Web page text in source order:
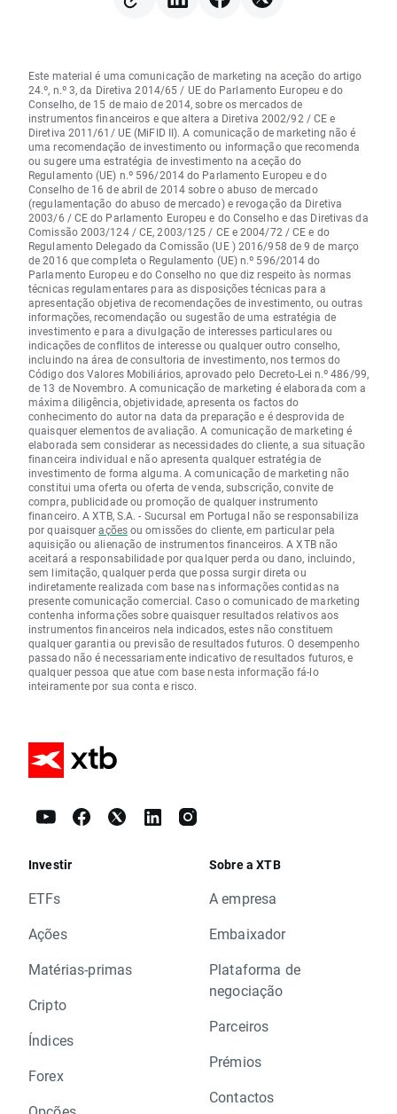
Este material é uma comunicação de marketing na aceção do artigo
24.º, n.º 3, da Diretiva 2014/65 / UE do Parlamento Europeu e do
Conselho, de 15 de maio de 2014, sobre os mercados de
instrumentos financeiros e que altera a Diretiva 2002/92 / CE e
Diretiva 2011/61/ UE (MiFID II). A comunicação de marketing não é
uma recomendação de investimento ou informação que recomenda
ou sugere uma estratégia de investimento na aceção do
Regulamento (UE) n.º 596/2014 do Parlamento Europeu e do
Conselho de 16 de abril de 2014 sobre o abuso de mercado
(regulamentação do abuso de mercado) e revogação da Diretiva
2003/6 / CE do Parlamento Europeu e do Conselho e das Diretivas da
Comissão 2003/124 / CE, 2003/125 / CE e 2004/72 / CE e do
Regulamento Delegado da Comissão (UE ) 2016/958 de 9 de março
de 2016 que completa o Regulamento (UE) n.º 596/2014 do
Parlamento Europeu e do Conselho no que diz respeito às normas
técnicas regulamentares para as disposições técnicas para a
apresentação objetiva de recomendações de investimento, ou outras
informações, recomendação ou sugestão de uma estratégia de
investimento e para a divulgação de interesses particulares ou
indicações de conflitos de interesse ou qualquer outro conselho,
incluindo na área de consultoria de investimento, nos termos do
Código dos Valores Mobiliários, aprovado pelo Decreto-Lei n.º 486/99,
de 13 de Novembro. A comunicação de marketing é elaborada com a
máxima diligência, objetividade, apresenta os factos do
conhecimento do autor na data da preparação e é desprovida de
quaisquer elementos de avaliação. A comunicação de marketing é
elaborada sem considerar as necessidades do cliente, a sua situação
financeira individual e não apresenta qualquer estratégia de
investimento de forma alguma. A comunicação de marketing não
constitui uma oferta ou oferta de venda, subscrição, convite de
compra, publicidade ou promoção de qualquer instrumento
financeiro. A XTB, S.A. - Sucursal em Portugal não se responsabiliza
por quaisqueraçõesou omissões do cliente, em particular pela
aquisição ou alienação de instrumentos financeiros. A XTB não
aceitará a responsabilidade por qualquer perda ou dano, incluindo,
sem limitação, qualquer perda que possa surgir direta ou
indiretamente realizada com base nas informações contidas na
presente comunicação comercial. Caso o comunicado de marketing
contenha informações sobre quaisquer resultados relativos aos
instrumentos financeiros nela indicados, estes não constituem
qualquer garantia ou previsão de resultados futuros. O desempenho
passado não é necessariamente indicativo de resultados futuros, e
qualquer pessoa que atue com base nesta informação fá-lo
inteiramente por sua conta e risco.
Investir
ETFs
Ações
Matérias-primas
Cripto
Índices
Forex
Sobre a XTB
A empresa
Embaixador
Plataforma de
negociação
Parceiros
Prémios
Contactos